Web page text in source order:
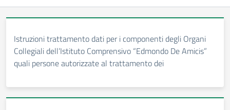
Istruzioni trattamento dati per i componenti degli Organi
Collegiali dell’Istituto Comprensivo “Edmondo De Amicis”
quali persone autorizzate al trattamento dei